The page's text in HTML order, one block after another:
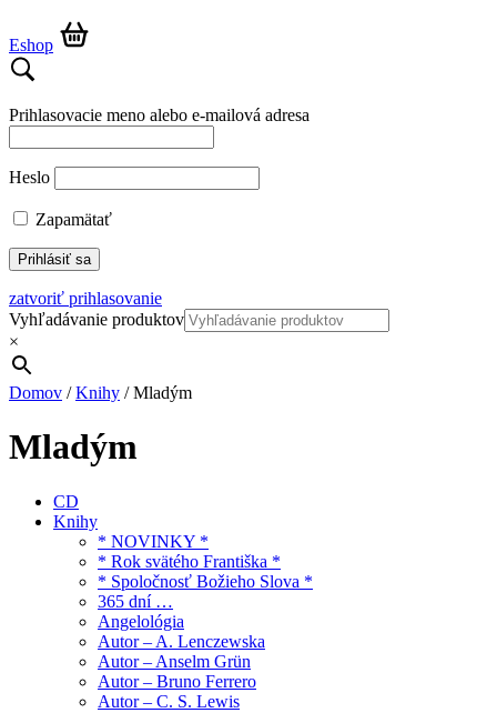
Eshop
Prihlasovacie meno alebo e-mailová adresa
Heslo
Zapamätať
zatvoriť prihlasovanie
Vyhľadávanie produktov
×
Domov /Knihy / Mladým
Mladým
CD
Knihy
* NOVINKY *
* Rok svätého Františka *
* Spoločnosť Božieho Slova *
365 dní …
Angelológia
Autor – A. Lenczewska
Autor – Anselm Grün
Autor – Bruno Ferrero
Autor – C. S. Lewis